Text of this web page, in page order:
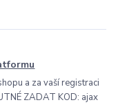
a za vaší registraci
ZADAT KOD: ajax